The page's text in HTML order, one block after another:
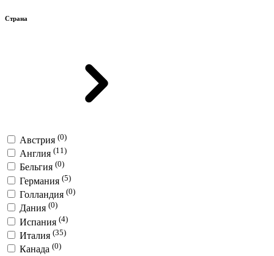
Страна
Австрия (0)
Англия (11)
Бельгия (0)
Германия (5)
Голландия (0)
Дания (0)
Испания (4)
Италия (35)
Канада (0)